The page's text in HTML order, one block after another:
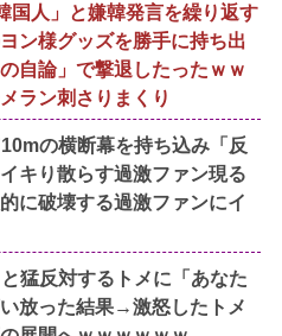
国人」と嫌韓発言を繰り返す
ン様グッズを勝手に持ち出
自論」で撃退したったｗｗ
ラン刺さりまくり
の横断幕を持ち込み「反
キり散らす過激ファン現る
に破壊する過激ファンにイ
猛反対するトメに「あなた
放った結果→激怒したトメ